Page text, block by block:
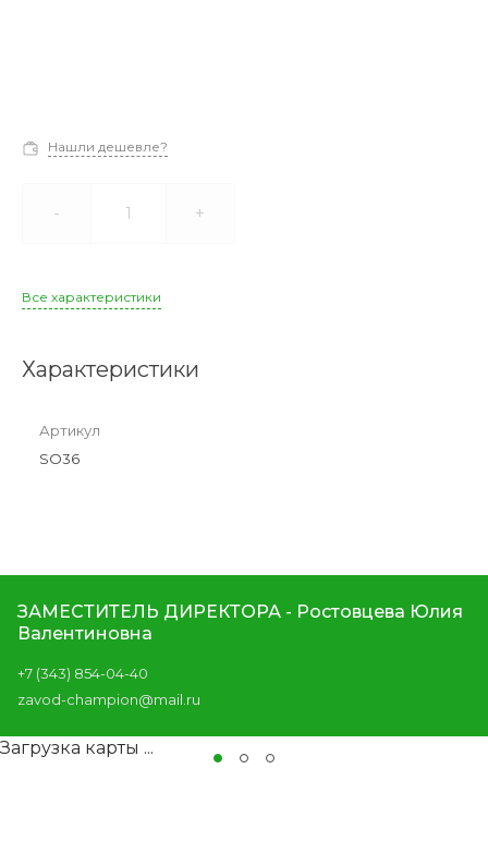
Нашли дешевле?
- +
Все характеристики
Характеристики
Артикул
SO36
ЗАМЕСТИТЕЛЬ ДИРЕКТОРА - Ростовцева Юлия
Валентиновна
+7 (343) 854-04-40
zavod-champion@mail.ru
Загрузка карты ...